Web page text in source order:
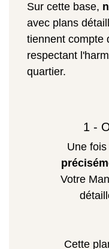
Sur cette base,
avec plans
tiennent compte
respectant
quartier.
1 -
Une
Votre
Cette